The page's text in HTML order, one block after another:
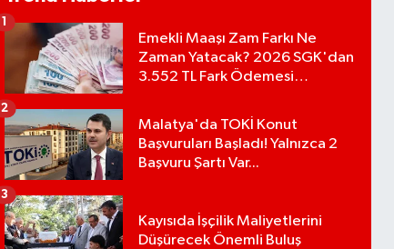
Emekli Maaşı Zam Farkı Ne
Zaman Yatacak? 2026 SGK'dan
3.552 TL Fark Ödemesi
1
Malatya'da TOKİ Konut
Başvuruları Başladı! Yalnızca 2
Başvuru Şartı Var...
2
Kayısıda İşçilik Maliyetlerini
Düşürecek Önemli Buluş
3